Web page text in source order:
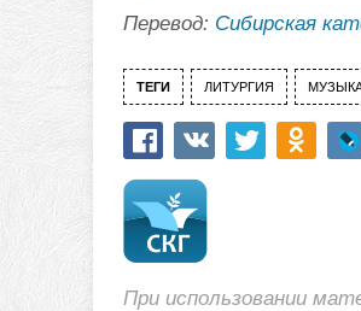
Перевод: Сибирская
ТЕГИ ЛИТУРГИЯ
При использовании